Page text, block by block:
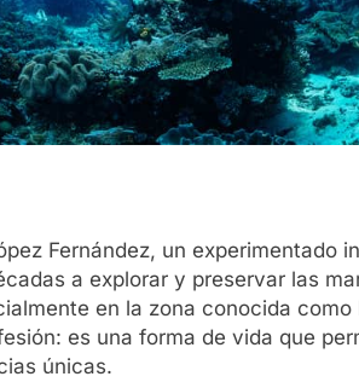
Fernández, un experimentado
a explorar y preservar las
en la zona conocida
es una forma de vida que
únicas.